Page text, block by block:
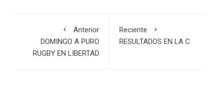
Anterior
DOMINGO A PURO
RUGBY EN LIBERTAD
Reciente
RESULTADOS EN LA C